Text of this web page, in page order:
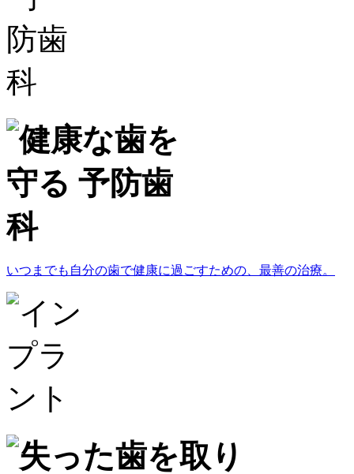
いつまでも自分の歯で健康に過ごすための、最善の治療。